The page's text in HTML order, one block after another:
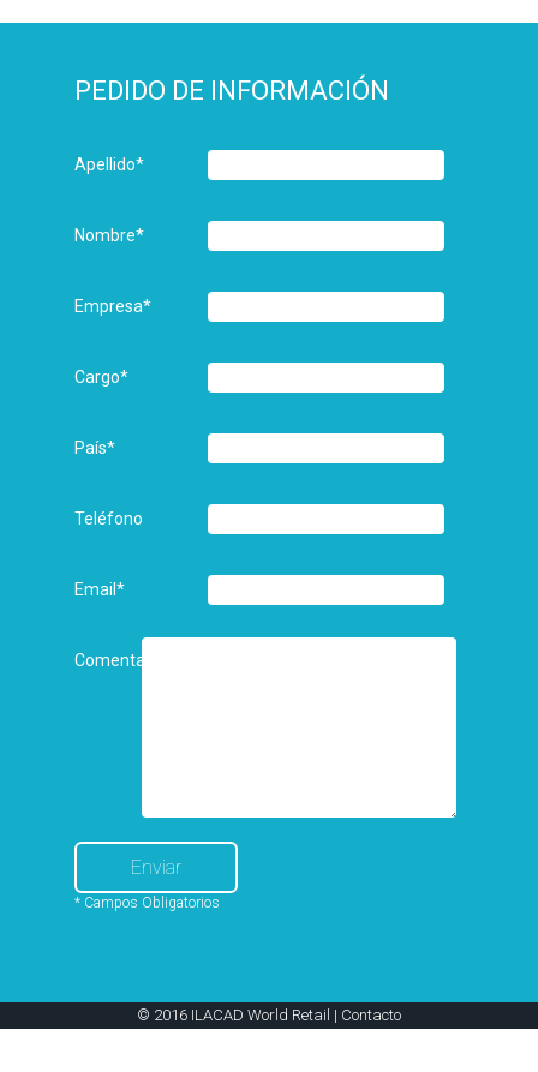
PEDIDO DE INFORMACIÓN
Apellido*
Nombre*
Empresa*
Cargo*
País*
Teléfono
Email*
Comentarios
* Campos Obligatorios
© 2016 ILACAD World Retail | Contacto